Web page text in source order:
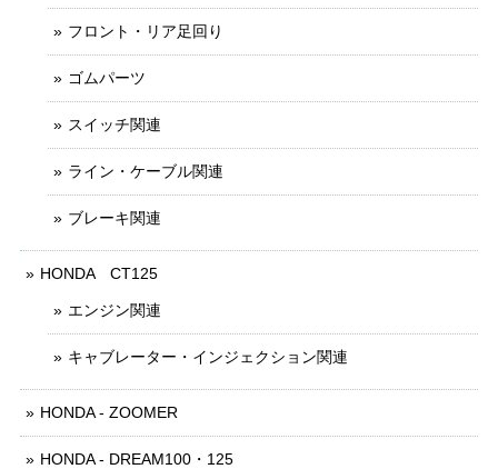
フロント・リア足回り
ゴムパーツ
スイッチ関連
ライン・ケーブル関連
ブレーキ関連
HONDA CT125
エンジン関連
キャブレーター・インジェクション関連
HONDA - ZOOMER
HONDA - DREAM100・125